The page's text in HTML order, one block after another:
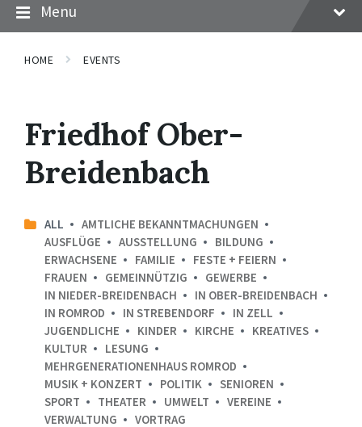
Menu
HOME EVENTS
Friedhof Ober-
Breidenbach
ALL
AMTLICHE BEKANNTMACHUNGEN
AUSFLÜGE
AUSSTELLUNG
BILDUNG
ERWACHSENE
FAMILIE
FESTE + FEIERN
FRAUEN
GEMEINNÜTZIG
GEWERBE
IN NIEDER-BREIDENBACH
IN OBER-BREIDENBACH
IN ROMROD
IN STREBENDORF
IN ZELL
JUGENDLICHE
KINDER KIRCHE
KREATIVES
KULTUR
LESUNG
MEHRGENERATIONENHAUS ROMROD
MUSIK + KONZERT
POLITIK
SENIOREN
SPORT
THEATER UMWELT
VEREINE
VERWALTUNG
VORTRAG